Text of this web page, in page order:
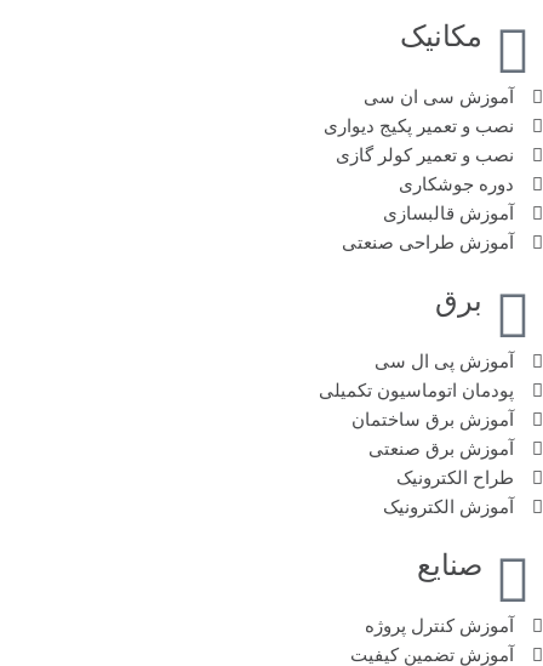
مکانیک
آموزش سی ان سی
نصب و تعمیر پکیج دیواری
نصب و تعمیر کولر گازی
دوره جوشکاری
آموزش قالبسازی
آموزش طراحی صنعتی
برق
آموزش پی ال سی
پودمان اتوماسیون تکمیلی
آموزش‌ برق ساختمان
آموزش برق صنعتی
طراح الکترونیک
آموزش الکترونیک
صنایع
آموزش کنترل پروژه
آموزش تضمین کیفیت